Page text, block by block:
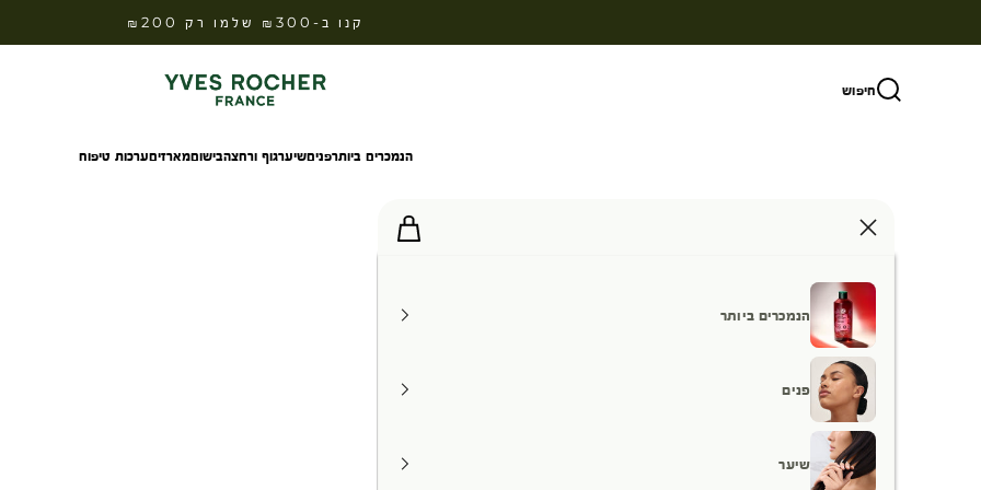
קנו ב-₪300 שלמו רק ₪200
חיפוש Yves Rocher Israel
הנמכרים ביותרפניםשיערגוף ורחצהבישוםמארזיםערכות טיפוח
הנמכרים ביותר
פנים
שיער